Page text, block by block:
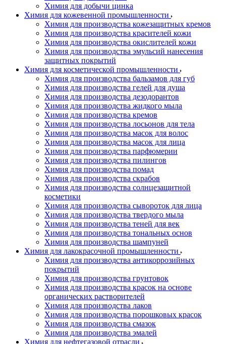
Химия для добычи цинка
Химия для кожевенной промышленности
Химия для производства кожезащитных кремов
Химия для производства красителей кожи
Химия для производства окислителей кожи
Химия для производства эмульсий нанесения
защитных покрытий
Химия для косметической промышленности
Химия для производства бальзамов для губ
Химия для производства гелей для душа
Химия для производства дезодорантов
Химия для производства жидкого мыла
Химия для производства кремов
Химия для производства лосьонов для тела
Химия для производства масок для волос
Химия для производства масок для лица
Химия для производства парфюмерии
Химия для производства пилингов
Химия для производства помад
Химия для производства скрабов
Химия для производства солнцезащитной
косметики
Химия для производства сывороток для лица
Химия для производства твердого мыла
Химия для производства теней для век
Химия для производства тональных основ
Химия для производства шампуней
Химия для лакокрасочной промышленности
Химия для производства антикоррозийных
покрытий
Химия для производства грунтовок
Химия для производства красок на основе
органических растворителей
Химия для производства лаков
Химия для производства порошковых красок
Химия для производства смазок
Химия для производства эмалей
Химия для нефтегазовой отрасли